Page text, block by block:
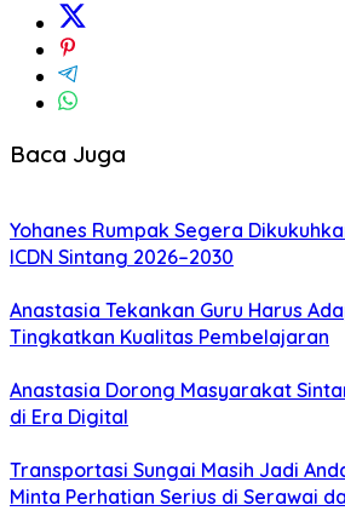
Baca Juga
Yohanes Rumpak Segera
ICDN Sintang 2026–2030
Anastasia Tekankan Guru Harus
Tingkatkan Kualitas Pembelajaran
Anastasia Dorong Masyarakat
di Era Digital
Transportasi Sungai Masih Jadi
Minta Perhatian Serius di Serawai